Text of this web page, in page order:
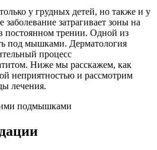
у грудных детей, но также и у
затрагивает зоны на
постоянном трении. Одной из
под мышками. Дерматология
процесс
Ниже мы расскажем, как
неприятностью и рассмотрим
лечения.